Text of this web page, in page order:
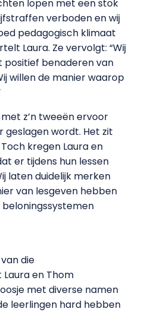
lopen met een stok
verboden en wij
pedagogisch klimaat
Laura. Ze vervolgt: “Wij
positief benaderen van
willen de manier waarop
z’n tweeën ervoor
wordt. Het zit
kregen Laura en
er tijdens hun lessen
laten duidelijk merken
van lesgeven hebben
die
en Thom
met diverse namen
leerlingen hard hebben